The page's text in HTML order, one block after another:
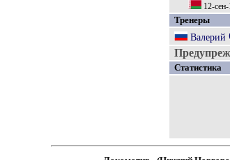
12-
Тренеры
Валерий
Статистика